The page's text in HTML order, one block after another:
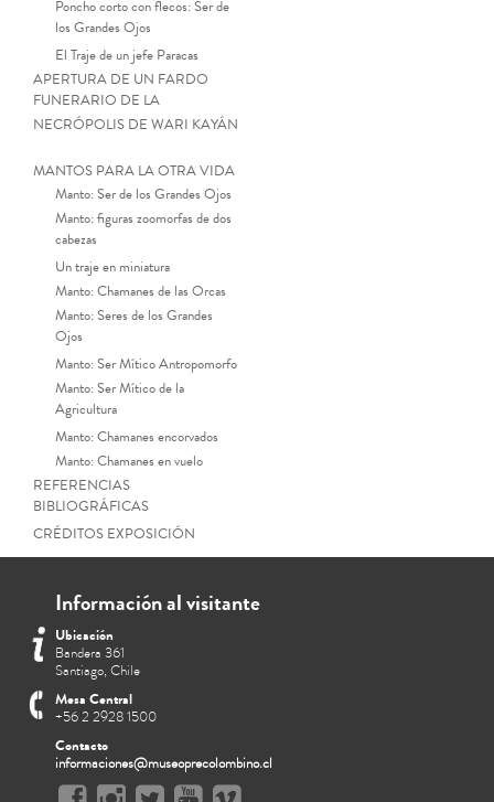
Poncho corto con flecos: Ser de
los Grandes Ojos
El Traje de un jefe Paracas
APERTURA DE UN FARDO
FUNERARIO DE LA
NECRÓPOLIS DE WARI KAYÁN
MANTOS PARA LA OTRA VIDA
Manto: Ser de los Grandes Ojos
Manto: figuras zoomorfas de dos
cabezas
Un traje en miniatura
Manto: Chamanes de las Orcas
Manto: Seres de los Grandes
Ojos
Manto: Ser Mítico Antropomorfo
Manto: Ser Mítico de la
Agricultura
Manto: Chamanes encorvados
Manto: Chamanes en vuelo
REFERENCIAS
BIBLIOGRÁFICAS
CRÉDITOS EXPOSICIÓN
Información al visitante
Ubicación
Bandera 361
Santiago, Chile
Mesa Central
+56 2 2928 1500
Contacto
informaciones@museoprecolombino.cl